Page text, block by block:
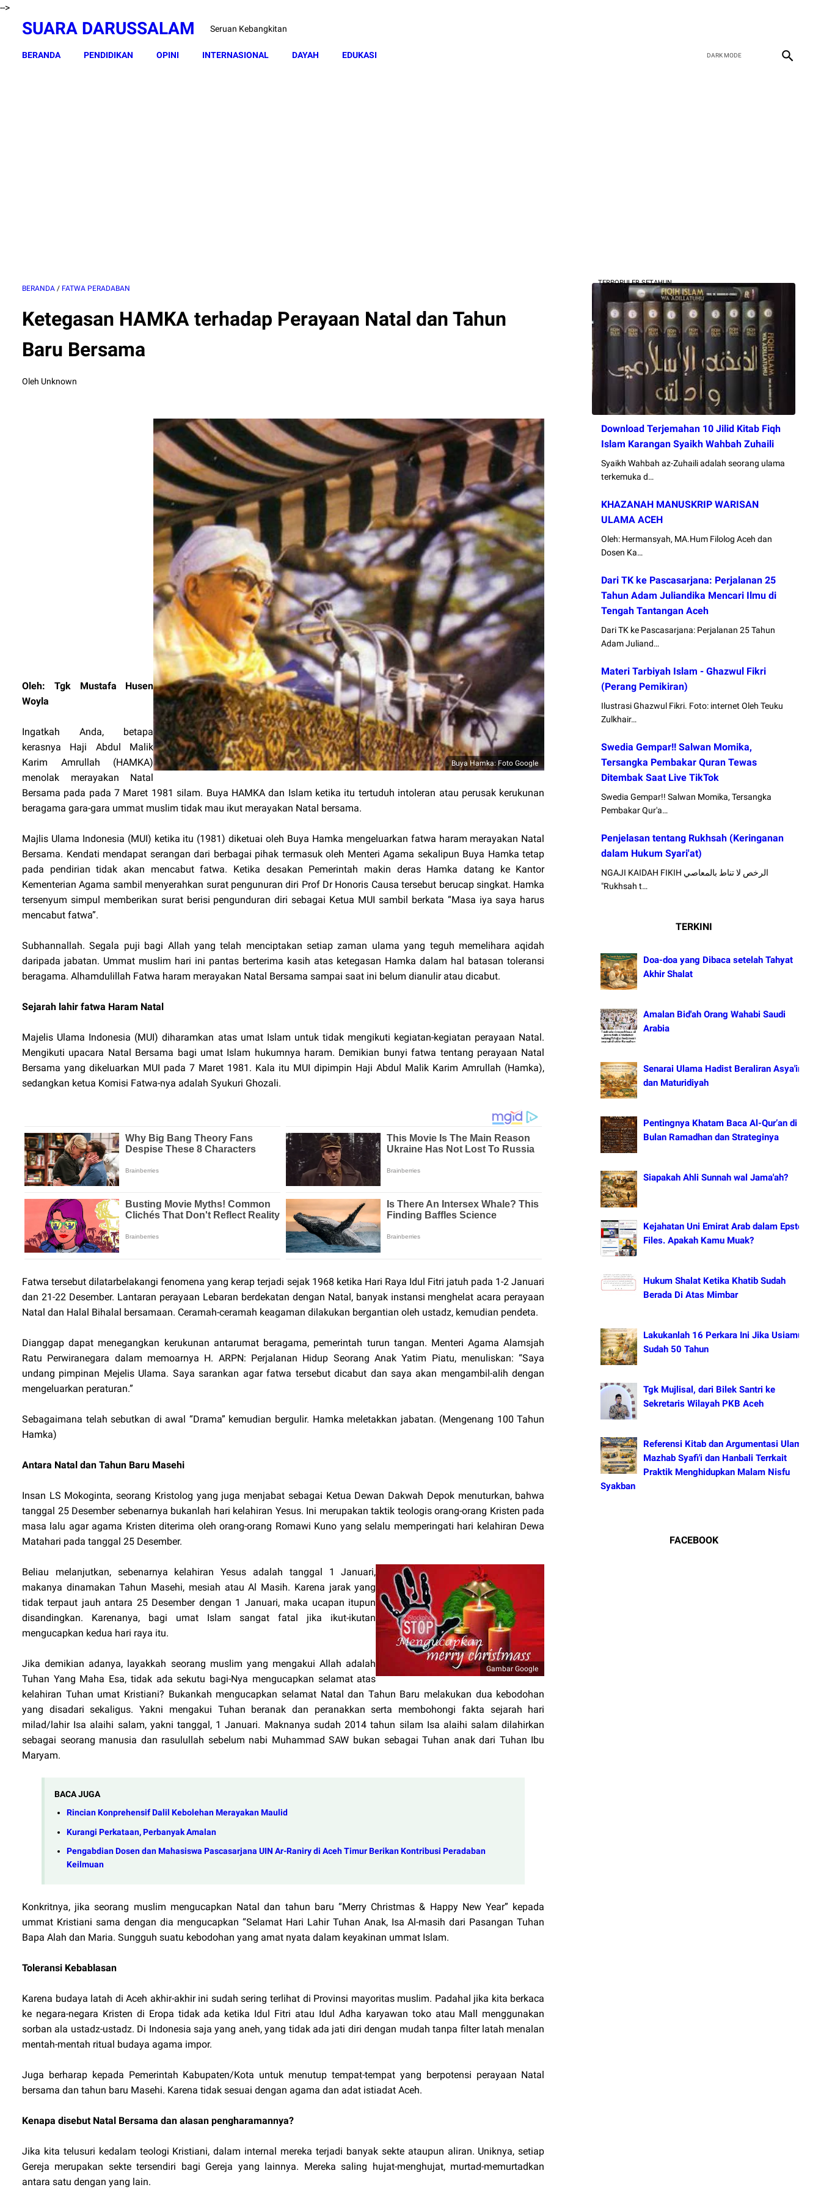
-->
SUARA DARUSSALAM Seruan Kebangkitan
BERANDA PENDIDIKAN OPINI INTERNASIONAL DAYAH EDUKASI
BERANDA / FATWA PERADABAN
Ketegasan HAMKA terhadap Perayaan Natal dan Tahun
Baru Bersama
Oleh Unknown
Buya Hamka: Foto Google
Oleh: Tgk Mustafa Husen
Woyla
Ingatkah Anda, betapa
kerasnya Haji Abdul Malik
Karim Amrullah (HAMKA)
menolak merayakan Natal
Bersama pada pada 7 Maret 1981 silam. Buya HAMKA dan Islam ketika itu tertuduh intoleran atau perusak kerukunan
beragama gara-gara ummat muslim tidak mau ikut merayakan Natal bersama.
Majlis Ulama Indonesia (MUI) ketika itu (1981) diketuai oleh Buya Hamka mengeluarkan fatwa haram merayakan Natal
Bersama. Kendati mendapat serangan dari berbagai pihak termasuk oleh Menteri Agama sekalipun Buya Hamka tetap
pada pendirian tidak akan mencabut fatwa. Ketika desakan Pemerintah makin deras Hamka datang ke Kantor
Kementerian Agama sambil menyerahkan surat pengunuran diri Prof Dr Honoris Causa tersebut berucap singkat. Hamka
tersenyum simpul memberikan surat berisi pengunduran diri sebagai Ketua MUI sambil berkata “Masa iya saya harus
mencabut fatwa”.
Subhannallah. Segala puji bagi Allah yang telah menciptakan setiap zaman ulama yang teguh memelihara aqidah
daripada jabatan. Ummat muslim hari ini pantas berterima kasih atas ketegasan Hamka dalam hal batasan toleransi
beragama. Alhamdulillah Fatwa haram merayakan Natal Bersama sampai saat ini belum dianulir atau dicabut.
Sejarah lahir fatwa Haram Natal
Majelis Ulama Indonesia (MUI) diharamkan atas umat Islam untuk tidak mengikuti kegiatan-kegiatan perayaan Natal.
Mengikuti upacara Natal Bersama bagi umat Islam hukumnya haram. Demikian bunyi fatwa tentang perayaan Natal
Bersama yang dikeluarkan MUI pada 7 Maret 1981. Kala itu MUI dipimpin Haji Abdul Malik Karim Amrullah (Hamka),
sedangkan ketua Komisi Fatwa-nya adalah Syukuri Ghozali.
Fatwa tersebut dilatarbelakangi fenomena yang kerap terjadi sejak 1968 ketika Hari Raya Idul Fitri jatuh pada 1-2 Januari
dan 21-22 Desember. Lantaran perayaan Lebaran berdekatan dengan Natal, banyak instansi menghelat acara perayaan
Natal dan Halal Bihalal bersamaan. Ceramah-ceramah keagaman dilakukan bergantian oleh ustadz, kemudian pendeta.
Dianggap dapat menegangkan kerukunan antarumat beragama, pemerintah turun tangan. Menteri Agama Alamsjah
Ratu Perwiranegara dalam memoarnya H. ARPN: Perjalanan Hidup Seorang Anak Yatim Piatu, menuliskan: “Saya
undang pimpinan Mejelis Ulama. Saya sarankan agar fatwa tersebut dicabut dan saya akan mengambil-alih dengan
mengeluarkan peraturan.”
Sebagaimana telah sebutkan di awal “Drama” kemudian bergulir. Hamka meletakkan jabatan. (Mengenang 100 Tahun
Hamka)
Antara Natal dan Tahun Baru Masehi
Insan LS Mokoginta, seorang Kristolog yang juga menjabat sebagai Ketua Dewan Dakwah Depok menuturkan, bahwa
tanggal 25 Desember sebenarnya bukanlah hari kelahiran Yesus. Ini merupakan taktik teologis orang-orang Kristen pada
masa lalu agar agama Kristen diterima oleh orang-orang Romawi Kuno yang selalu memperingati hari kelahiran Dewa
Matahari pada tanggal 25 Desember.
Gambar Google
Beliau melanjutkan, sebenarnya kelahiran Yesus adalah tanggal 1 Januari,
makanya dinamakan Tahun Masehi, mesiah atau Al Masih. Karena jarak yang
tidak terpaut jauh antara 25 Desember dengan 1 Januari, maka ucapan itupun
disandingkan. Karenanya, bagi umat Islam sangat fatal jika ikut-ikutan
mengucapkan kedua hari raya itu.
Jika demikian adanya, layakkah seorang muslim yang mengakui Allah adalah
Tuhan Yang Maha Esa, tidak ada sekutu bagi-Nya mengucapkan selamat atas
kelahiran Tuhan umat Kristiani? Bukankah mengucapkan selamat Natal dan Tahun Baru melakukan dua kebodohan
yang disadari sekaligus. Yakni mengakui Tuhan beranak dan peranakkan serta membohongi fakta sejarah hari
milad/lahir Isa alaihi salam, yakni tanggal, 1 Januari. Maknanya sudah 2014 tahun silam Isa alaihi salam dilahirkan
sebagai seorang manusia dan rasulullah sebelum nabi Muhammad SAW bukan sebagai Tuhan anak dari Tuhan Ibu
Maryam.
BACA JUGA
Rincian Konprehensif Dalil Kebolehan Merayakan Maulid
Kurangi Perkataan, Perbanyak Amalan
Pengabdian Dosen dan Mahasiswa Pascasarjana UIN Ar-Raniry di Aceh Timur Berikan Kontribusi Peradaban
Keilmuan
Konkritnya, jika seorang muslim mengucapkan Natal dan tahun baru “Merry Christmas & Happy New Year” kepada
ummat Kristiani sama dengan dia mengucapkan “Selamat Hari Lahir Tuhan Anak, Isa Al-masih dari Pasangan Tuhan
Bapa Alah dan Maria. Sungguh suatu kebodohan yang amat nyata dalam keyakinan ummat Islam.
Toleransi Kebablasan
Karena budaya latah di Aceh akhir-akhir ini sudah sering terlihat di Provinsi mayoritas muslim. Padahal jika kita berkaca
ke negara-negara Kristen di Eropa tidak ada ketika Idul Fitri atau Idul Adha karyawan toko atau Mall menggunakan
sorban ala ustadz-ustadz. Di Indonesia saja yang aneh, yang tidak ada jati diri dengan mudah tanpa filter latah menalan
mentah-mentah ritual budaya agama impor.
Juga berharap kepada Pemerintah Kabupaten/Kota untuk menutup tempat-tempat yang berpotensi perayaan Natal
bersama dan tahun baru Masehi. Karena tidak sesuai dengan agama dan adat istiadat Aceh.
Kenapa disebut Natal Bersama dan alasan pengharamannya?
Jika kita telusuri kedalam teologi Kristiani, dalam internal mereka terjadi banyak sekte ataupun aliran. Uniknya, setiap
Gereja merupakan sekte tersendiri bagi Gereja yang lainnya. Mereka saling hujat-menghujat, murtad-memurtadkan
antara satu dengan yang lain.
TERPOPULER SETAHUN
Download Terjemahan 10 Jilid Kitab Fiqh
Islam Karangan Syaikh Wahbah Zuhaili
Syaikh Wahbah az-Zuhaili adalah seorang ulama
terkemuka d…
KHAZANAH MANUSKRIP WARISAN
ULAMA ACEH
Oleh: Hermansyah, MA.Hum Filolog Aceh dan
Dosen Ka…
Dari TK ke Pascasarjana: Perjalanan 25
Tahun Adam Juliandika Mencari Ilmu di
Tengah Tantangan Aceh
Dari TK ke Pascasarjana: Perjalanan 25 Tahun
Adam Juliand…
Materi Tarbiyah Islam - Ghazwul Fikri
(Perang Pemikiran)
Ilustrasi Ghazwul Fikri. Foto: internet Oleh Teuku
Zulkhair…
Swedia Gempar!! Salwan Momika,
Tersangka Pembakar Quran Tewas
Ditembak Saat Live TikTok
Swedia Gempar!! Salwan Momika, Tersangka
Pembakar Qur'a…
Penjelasan tentang Rukhsah (Keringanan
dalam Hukum Syari'at)
NGAJI KAIDAH FIKIH الرخص لا تناط بالمعاصي
"Rukhsah t…
TERKINI
Doa-doa yang Dibaca setelah Tahyat
Akhir Shalat
Amalan Bid'ah Orang Wahabi Saudi
Arabia
Senarai Ulama Hadist Beraliran Asya'irah
dan Maturidiyah
Pentingnya Khatam Baca Al-Qur’an di
Bulan Ramadhan dan Strateginya
Siapakah Ahli Sunnah wal Jama'ah?
Kejahatan Uni Emirat Arab dalam Epstein
Files. Apakah Kamu Muak?
Hukum Shalat Ketika Khatib Sudah
Berada Di Atas Mimbar
Lakukanlah 16 Perkara Ini Jika Usiamu
Sudah 50 Tahun
Tgk Mujlisal, dari Bilek Santri ke
Sekretaris Wilayah PKB Aceh
Referensi Kitab dan Argumentasi Ulama
Mazhab Syafi'i dan Hanbali Terrkait
Praktik Menghidupkan Malam Nisfu
Syakban
FACEBOOK